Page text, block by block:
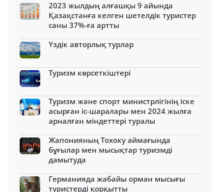
2023 жылдың алғашқы 9 айында
Қазақстанға келген шетелдік туристер
саны 37%-ға артты
Үздік авторлық турлар
Туризм көрсеткіштері
Туризм және спорт министрлігінің іске
асырған іс-шаралары мен 2024 жылға
арналған міндеттері туралы
Жапонияның Тохоку аймағында
бұғылар мен мысықтар туризмді
дамытуда
Германияда жабайы орман мысығы
туристерді қорқытты